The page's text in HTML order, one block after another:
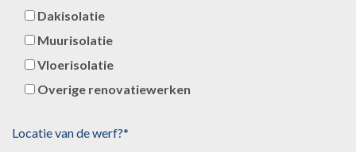
Dakisolatie
Muurisolatie
Vloerisolatie
Overige renovatiewerken
Locatie van de werf?*